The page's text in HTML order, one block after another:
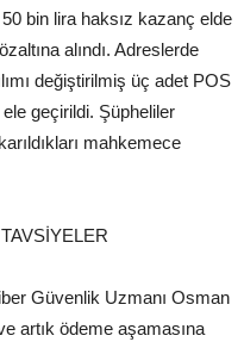
bin lira haksız kazanç elde
alındı. Adreslerde
değiştirilmiş üç adet POS
geçirildi. Şüpheliler
mahkemece
Güvenlik Uzmanı Osman
artık ödeme aşamasına